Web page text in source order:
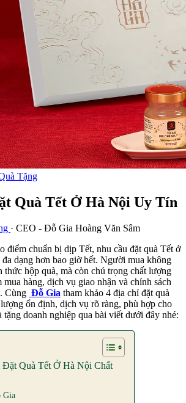
Tặng
Quà Tết Ở Hà Nội Uy Tín
· CEO - Đỗ Gia Hoàng Văn Sâm
điểm chuẩn bị dịp Tết, nhu cầu đặt quà Tết ở
dạng hơn bao giờ hết. Người mua không
thức hộp quà, mà còn chú trọng chất lượng
mua hàng, dịch vụ giao nhận và chính sách
Cùng Đỗ Gia tham khảo 4 địa chỉ đặt quà
ổn định, dịch vụ rõ ràng, phù hợp cho
tặng doanh nghiệp qua bài viết dưới đây nhé:
Đặt Quà Tết Ở Hà Nội Chất
Gia